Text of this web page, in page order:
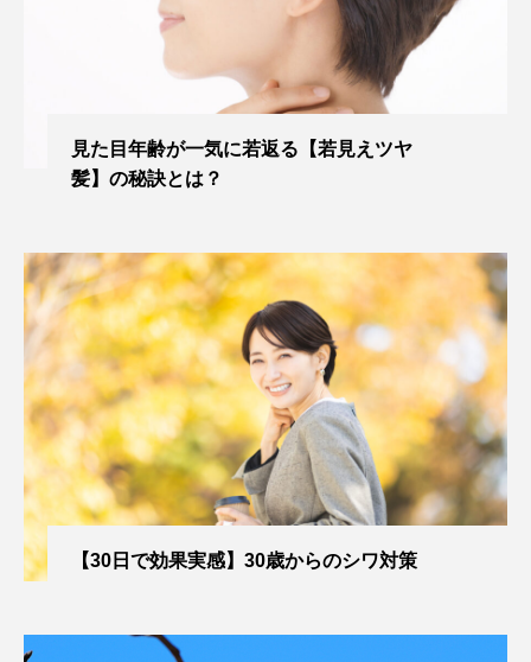
見た目年齢が一気に若返る【若見えツヤ
髪】の秘訣とは？
【30日で効果実感】30歳からのシワ対策